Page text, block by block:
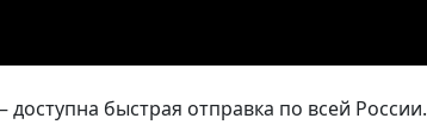
быстрая отправка по всей России.